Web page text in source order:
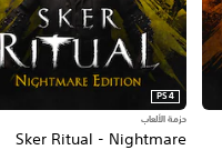
Sker Ritual - Nightmare
PS4
حزمة الألعاب